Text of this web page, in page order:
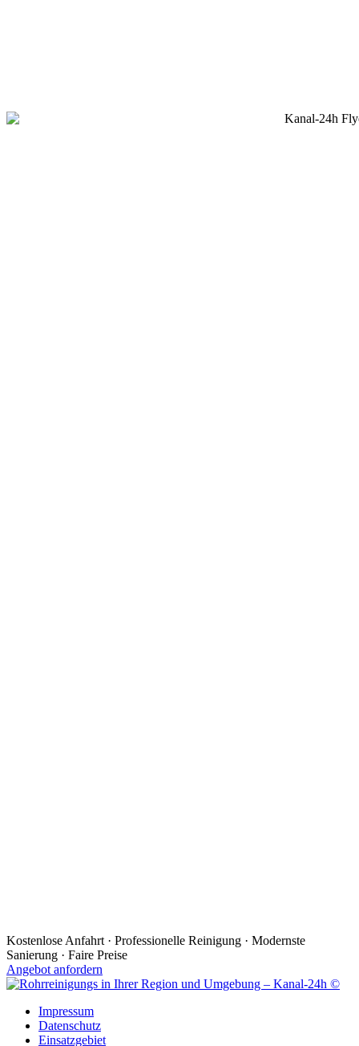
Kostenlose Anfahrt · Professionelle Reinigung · Modernste
Sanierung · Faire Preise
Angebot anfordern
Impressum
Datenschutz
Einsatzgebiet